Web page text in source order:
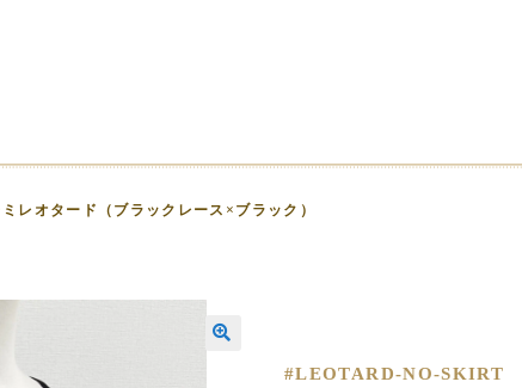
レオタード（ブラックレース×ブラック）
#LEOTARD-NO-SKIRT